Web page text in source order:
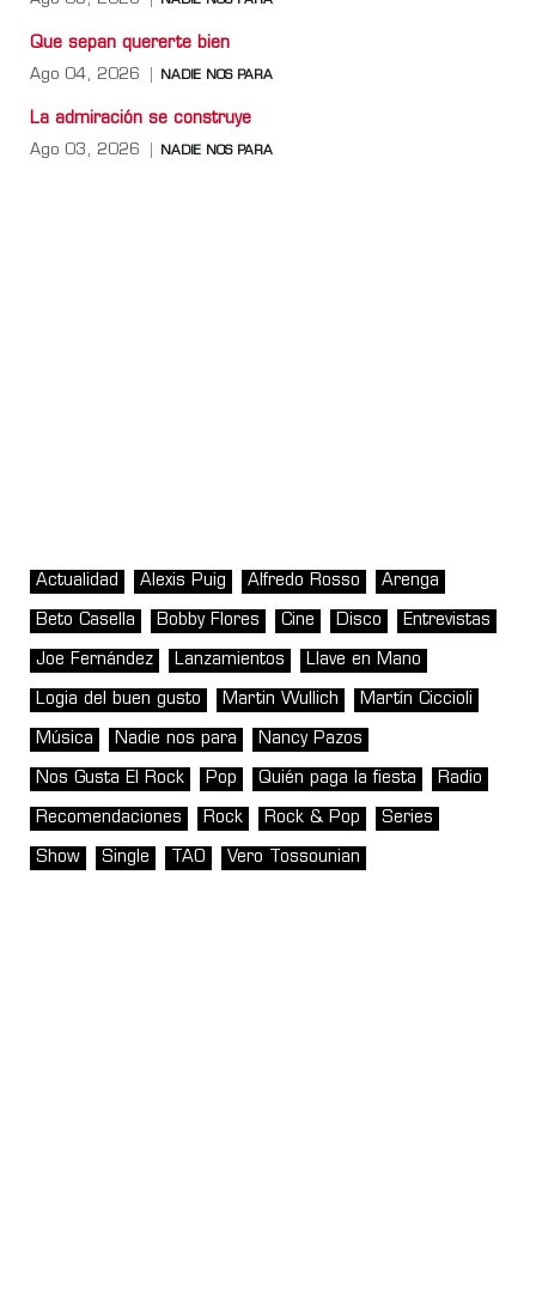
Que sepan quererte bien
Ago 04, 2026 NADIE NOS PARA
La admiración se construye
Ago 03, 2026 NADIE NOS PARA
Actualidad Alexis Puig Alfredo Rosso Arenga
Beto Casella Bobby Flores Cine Disco Entrevistas
Joe Fernández Lanzamientos Llave en Mano
Logia del buen gusto Martin Wullich Martín Ciccioli
Música Nadie nos para Nancy Pazos
Nos Gusta El Rock Pop Quién paga la fiesta Radio
Recomendaciones Rock Rock & Pop Series
Show Single TAO Vero Tossounian